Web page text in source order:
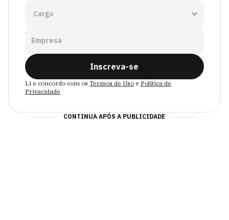
Empresa
Inscreva-se
Li e concordo com os Termos de Uso e Política de
Privacidade
CONTINUA APÓS A PUBLICIDADE